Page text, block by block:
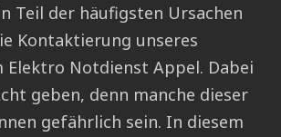
Teil der häufigsten Ursachen
Kontaktierung unseres
Elektro Notdienst Appel. Dabei
geben, denn manche dieser
gefährlich sein. In diesem